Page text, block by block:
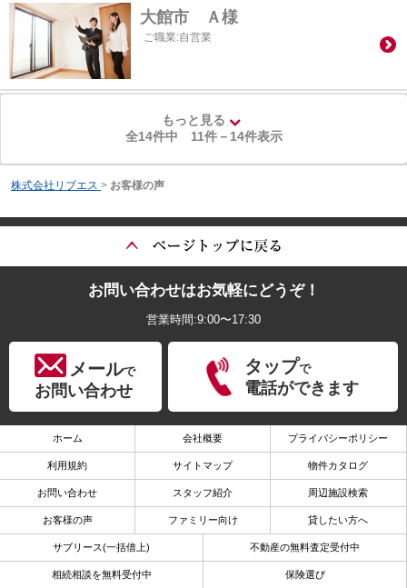
大館市 Ａ様
ご職業:自営業
もっと見る
全14件中 11件－ 14件表示
株式会社リブエス > お客様の声
お問い合わせはお気軽にどうぞ！
営業時間:9:00〜17:30
メールで
お問い合わせ
タップで
電話ができます
ホーム 会社概要 プライバシーポリシー
利用規約 サイトマップ 物件カタログ
お問い合わせ スタッフ紹介 周辺施設検索
お客様の声 ファミリー向け 貸したい方へ
サブリース(一括借上) 不動産の無料査定受付中
相続相談を無料受付中 保険選び